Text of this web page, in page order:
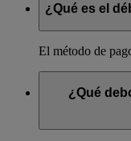
¿Qué es el
El método de
¿Qué